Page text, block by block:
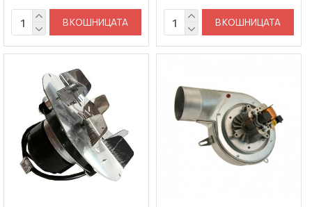
В КОШНИЦАТА В КОШНИЦАТА